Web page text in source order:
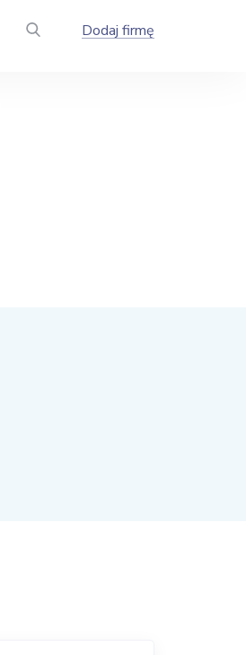
Dodaj firmę